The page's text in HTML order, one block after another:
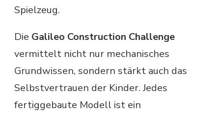
Spielzeug.
Die Galileo Construction Challenge
vermittelt nicht nur mechanisches
Grundwissen, sondern stärkt auch das
Selbstvertrauen der Kinder. Jedes
fertiggebaute Modell ist ein